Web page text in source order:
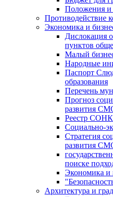
Положения и
Противодействие
Экономика и
Дислокация
пунктов
Малый
Народные
Паспорт
образования
Перечень
Прогноз
развития
Реестр
Социально-
Стратегия
развития
поиске
Экономика и
Архитектура и